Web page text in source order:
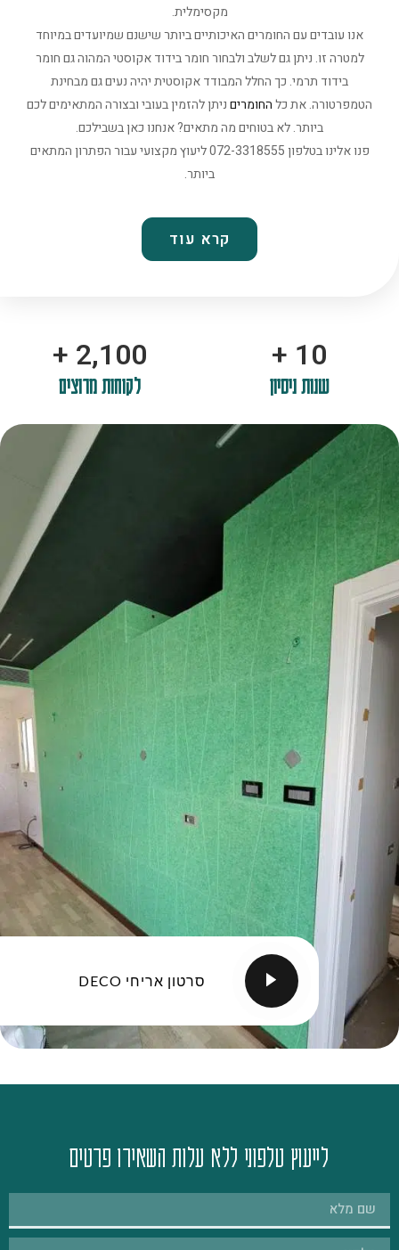
מקסימלית.
אנו עובדים עם החומרים האיכותיים ביותר שישנם שמיועדים במיוחד
למטרה זו. ניתן גם לשלב ולבחור חומר בידוד אקוסטי המהוה גם חומר
בידוד תרמי. כך החלל המבודד אקוסטית יהיה נעים גם מבחינת
הטמפרטורה. את כלהחומריםניתן להזמין בעובי ובצורה המתאימים לכם
ביותר. לא בטוחים מה מתאים? אנחנו כאן בשבילכם.
פנו אלינו בטלפון 072-3318555 ליעוץ מקצועי עבור הפתרון המתאים
ביותר.
קרא עוד
10
+
שנות ניסיון
2,100
+
לקוחות מרוצים
סרטון אריחי DECO
לייעוץ טלפוני ללא עלות השאירו פרטים